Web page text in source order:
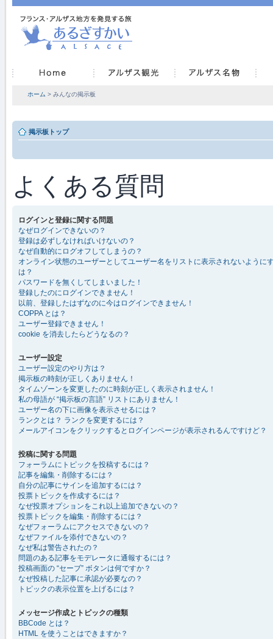
ホーム > みんなの掲示板
掲示板トップ
よくある質問
ログインと登録に関する問題
なぜログインできないの？
登録は必ずしなければいけないの？
なぜ自動的にログオフしてしまうの？
オンライン状態のユーザーとしてユーザー名をリストに表示されないように
は？
パスワードを無くしてしまいました！
登録したのにログインできません！
以前、登録したはずなのに今はログインできません！
COPPA とは？
ユーザー登録できません！
cookie を消去したらどうなるの？
ユーザー設定
ユーザー設定のやり方は？
掲示板の時刻が正しくありません！
タイムゾーンを変更したのに時刻が正しく表示されません！
私の母語が “掲示板の言語” リストにありません！
ユーザー名の下に画像を表示させるには？
ランクとは？ ランクを変更するには？
メールアイコンをクリックするとログインページが表示されるんですけど？
投稿に関する問題
フォーラムにトピックを投稿するには？
記事を編集・削除するには？
自分の記事にサインを追加するには？
投票トピックを作成するには？
なぜ投票オプションをこれ以上追加できないの？
投票トピックを編集・削除するには？
なぜフォーラムにアクセスできないの？
なぜファイルを添付できないの？
なぜ私は警告されたの？
問題のある記事をモデレータに通報するには？
投稿画面の “セーブ” ボタンは何ですか？
なぜ投稿した記事に承認が必要なの？
トピックの表示位置を上げるには？
メッセージ作成とトピックの種類
BBCode とは？
HTML を使うことはできますか？